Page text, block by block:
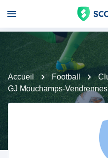
Accueil Football
GJ Mouchamps-Vendrennes